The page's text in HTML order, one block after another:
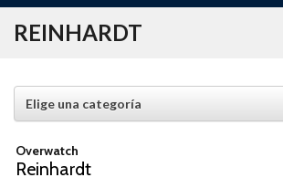
REINHARDT
Elige una categoría
Overwatch
Reinhardt